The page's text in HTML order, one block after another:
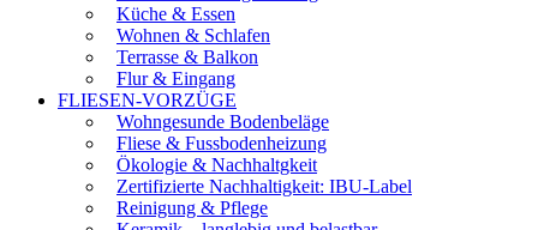
Küche & Essen
Wohnen & Schlafen
Terrasse & Balkon
Flur & Eingang
FLIESEN-VORZÜGE
Wohngesunde Bodenbeläge
Fliese & Fussbodenheizung
Ökologie & Nachhaltgkeit
Zertifizierte Nachhaltigkeit: IBU-Label
Reinigung & Pflege